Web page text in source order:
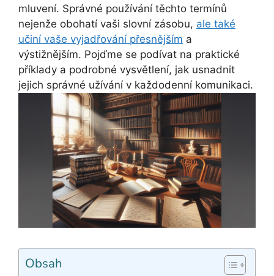
mluvení. Správné používání těchto termínů
nejenže obohatí vaši slovní zásobu, ale také
učiní vaše vyjadřování přesnějším a
výstižnějším. Pojďme se podívat na praktické
příklady a podrobné vysvětlení, jak usnadnit
jejich správné užívání v každodenní komunikaci.
Obsah